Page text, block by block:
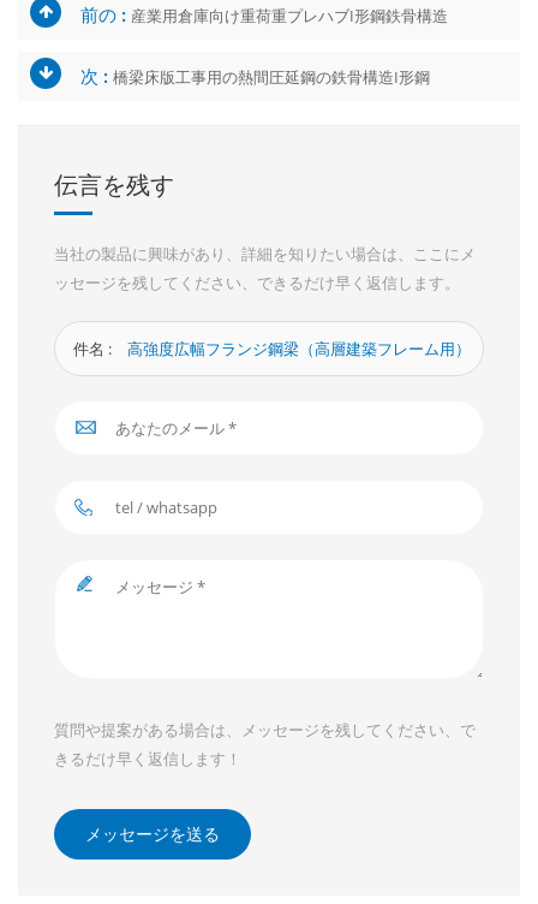
前の : 産業用倉庫向け重荷重プレハブI形鋼鉄骨構造
次 : 橋梁床版工事用の熱間圧延鋼の鉄骨構造I形鋼
伝言を残す
当社の製品に興味があり、詳細を知りたい場合は、ここにメ
ッセージを残してください、できるだけ早く返信します。
件名 : 高強度広幅フランジ鋼梁（高層建築フレーム用）
質問や提案がある場合は、メッセージを残してください、で
きるだけ早く返信します！
メッセージを送る